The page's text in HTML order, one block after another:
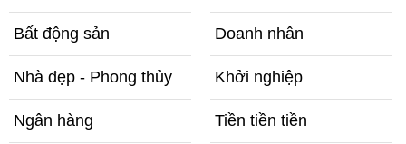
Bất động sản Doanh nhân
Nhà đẹp - Phong thủy Khởi nghiệp
Ngân hàng Tiền tiền tiền